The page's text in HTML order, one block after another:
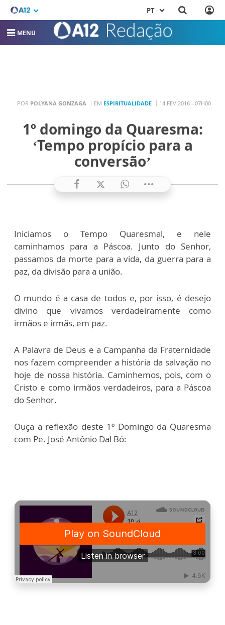
PT
MENU
POR POLYANA GONZAGA EM ESPIRITUALIDADE 14 FEV 2016 - 07H00
1º domingo da Quaresma:
‘Tempo propício para a
conversão’
Iniciamos o Tempo Quaresmal, e nele
caminhamos para a Páscoa. Junto do Senhor,
passamos da morte para a vida, da guerra para a
paz, da divisão para a união.
O mundo é a casa de todos e, por isso, é desejo
divino que vivamos verdadeiramente como
irmãos e irmãs, em paz.
A Palavra de Deus e a Campanha da Fraternidade
nos fazem compreender a história da salvação no
hoje de nossa história. Caminhemos, pois, com o
Cristo e como irmãos verdadeiros, para a Páscoa
do Senhor.
Ouça a reflexão deste 1º Domingo da Quaresma
com Pe. José Antônio Dal Bó: